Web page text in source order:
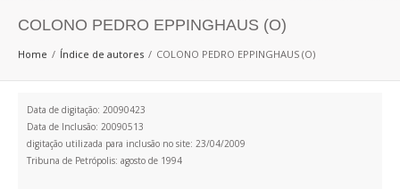
COLONO PEDRO EPPINGHAUS (O)
Home Índice de autores COLONO PEDRO EPPINGHAUS (O)
Data de digitação: 20090423
Data de Inclusão: 20090513
digitação utilizada para inclusão no site: 23/04/2009
Tribuna de Petrópolis: agosto de 1994